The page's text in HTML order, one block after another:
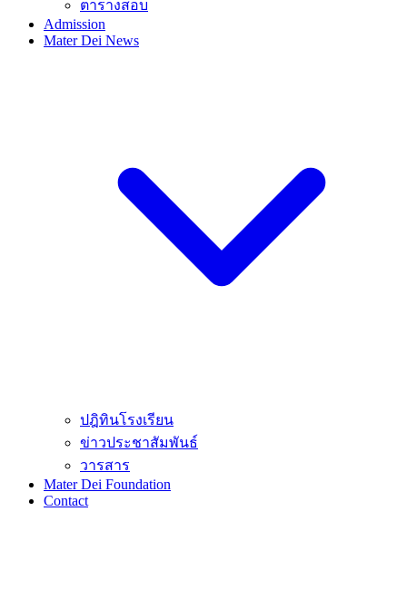
ตารางสอบ
Admission
Mater Dei News
ปฎิทินโรงเรียน
ข่าวประชาสัมพันธ์
วารสาร
Mater Dei Foundation
Contact